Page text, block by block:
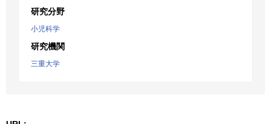
研究分野
小児科学
研究機関
三重大学